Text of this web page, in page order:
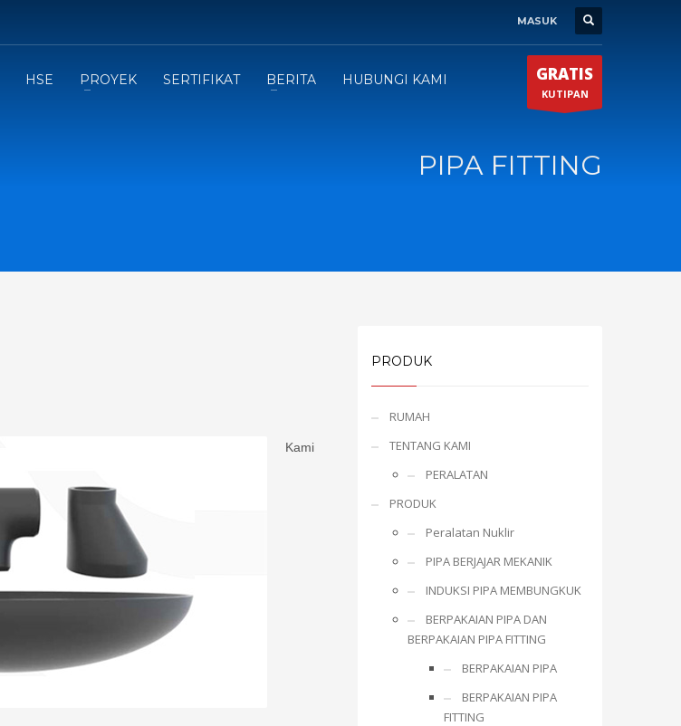
MASUK
HSE PROYEK SERTIFIKAT BERITA HUBUNGI KAMI GRATIS
KUTIPAN
PIPA FITTING
Kami
PRODUK
RUMAH
TENTANG KAMI
PERALATAN
PRODUK
Peralatan Nuklir
PIPA BERJAJAR MEKANIK
INDUKSI PIPA MEMBUNGKUK
BERPAKAIAN PIPA DAN
BERPAKAIAN PIPA FITTING
BERPAKAIAN PIPA
BERPAKAIAN PIPA
FITTING